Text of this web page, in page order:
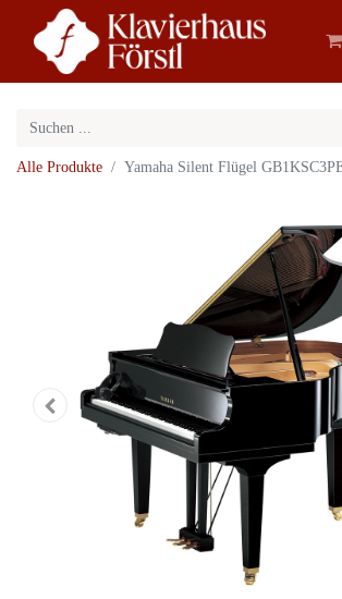
Alle Produkte Yamaha Silent Flügel